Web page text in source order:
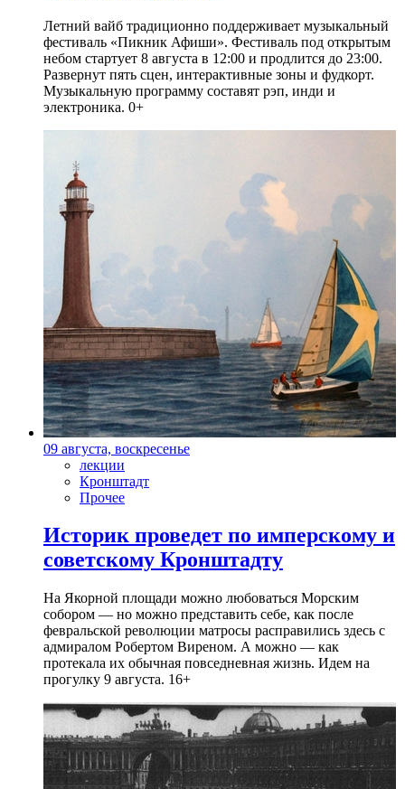
Летний вайб традиционно поддерживает музыкальный
фестиваль «Пикник Афиши». Фестиваль под открытым
небом стартует 8 августа в 12:00 и продлится до 23:00.
Развернут пять сцен, интерактивные зоны и фудкорт.
Музыкальную программу составят рэп, инди и
электроника. 0+
09 августа, воскресенье
лекции
Кронштадт
Прочее
Историк проведет по имперскому и
советскому Кронштадту
На Якорной площади можно любоваться Морским
собором — но можно представить себе, как после
февральской революции матросы расправились здесь с
адмиралом Робертом Виреном. А можно — как
протекала их обычная повседневная жизнь. Идем на
прогулку 9 августа. 16+